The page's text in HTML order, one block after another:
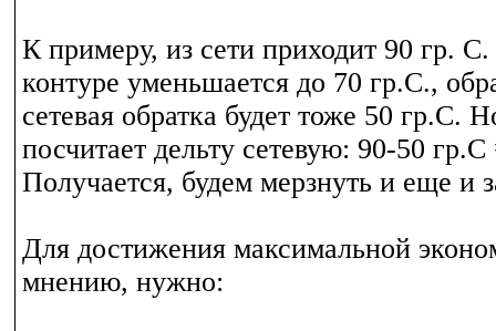
К примеру, из сети приходит 90 гр.
контуре уменьшается до 70 гр.С.,
сетевая обратка будет тоже 50 гр.С.
посчитает дельту сетевую: 90-50
Получается, будем мерзнуть и еще и
Для достижения максимальной
мнению, нужно: